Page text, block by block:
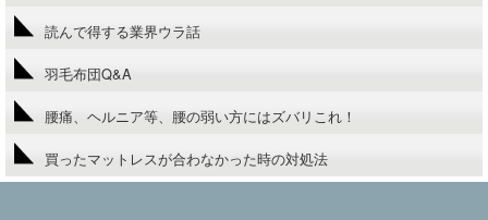
読んで得する業界ウラ話
羽毛布団Q&A
腰痛、ヘルニア等、腰の弱い方にはズバリこれ！
買ったマットレスが合わなかった時の対処法